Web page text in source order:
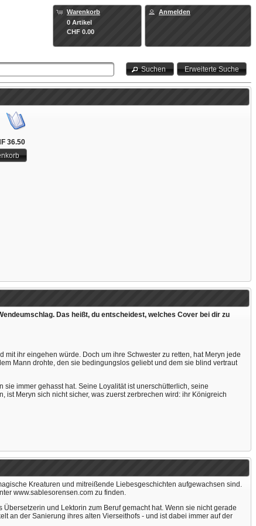
Warenkorb
0 Artikel
CHF 0.00
Anmelden
Suchen Erweiterte Suche
36.50
Das heißt, du entscheidest, welches Cover bei dir zu
ihr eingehen würde. Doch um ihre Schwester zu retten, hat Meryn jede
Mann drohte, den sie bedingungslos geliebt und dem sie blind vertraut
immer gehasst hat. Seine Loyalität ist unerschütterlich, seine
Meryn sich nicht sicher, was zuerst zerbrechen wird: ihr Königreich
Kreaturen und mitreißende Liebesgeschichten aufgewachsen sind.
www.sablesorensen.com zu finden.
und Lektorin zum Beruf gemacht hat. Wenn sie nicht gerade
an der Sanierung ihres alten Vierseithofs - und ist dabei immer auf der